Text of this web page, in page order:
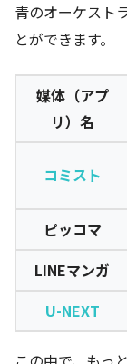
青のオーケスト
とができます。
媒体（アプ
リ）名
コミスト
ピッコマ
LINEマンガ
U-NEXT